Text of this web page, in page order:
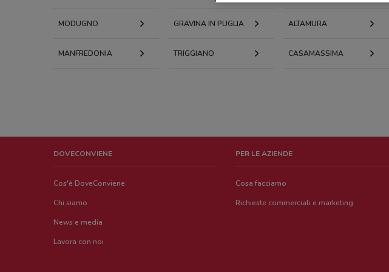
MODUGNO GRAVINA IN PUGLIA ALTAMURA
MANFREDONIA TRIGGIANO CASAMASSIMA
DOVECONVIENE
Cos'è DoveConviene
Chi siamo
News e media
Lavora con noi
PER LE AZIENDE
Cosa facciamo
Richieste commerciali e marketing